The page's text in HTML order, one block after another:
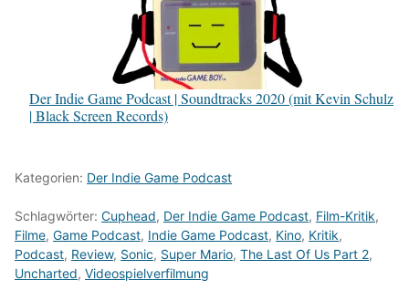
Der Indie Game Podcast | Soundtracks 2020 (mit Kevin Schulz
| Black Screen Records)
Kategorien: Der Indie Game Podcast
Schlagwörter: Cuphead, Der Indie Game Podcast, Film-Kritik,
Filme, Game Podcast, Indie Game Podcast, Kino, Kritik,
Podcast, Review, Sonic, Super Mario, The Last Of Us Part 2,
Uncharted, Videospielverfilmung